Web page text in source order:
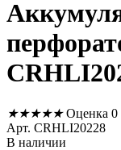
★★★★★ Оценка 0
Арт. CRHLI20228
В наличии